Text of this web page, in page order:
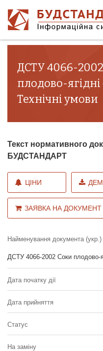
ДСТУ 4066-
плодово-
Технічні умови
Текст нормативного
БУДСТАНДАРТ
ЦІНИ
ЗАЯВКА НА ДОКУМЕНТ
Найменування документа (укр.)
ДСТУ 4066-2002 Соки плодово-
Дата початку дії
Дата прийняття
Статус
На заміну